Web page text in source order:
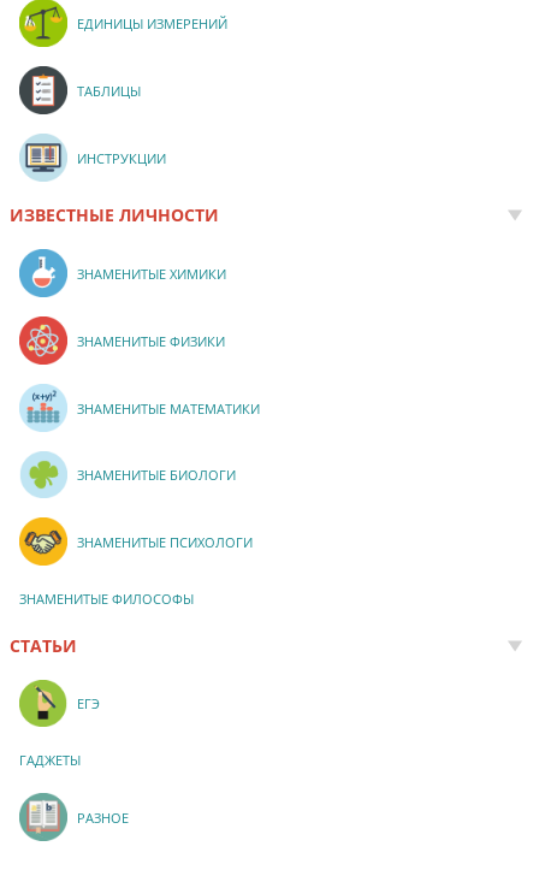
ЕДИНИЦЫ ИЗМЕРЕНИЙ
ТАБЛИЦЫ
ИНСТРУКЦИИ
ИЗВЕСТНЫЕ ЛИЧНОСТИ
ЗНАМЕНИТЫЕ ХИМИКИ
ЗНАМЕНИТЫЕ ФИЗИКИ
ЗНАМЕНИТЫЕ МАТЕМАТИКИ
ЗНАМЕНИТЫЕ БИОЛОГИ
ЗНАМЕНИТЫЕ ПСИХОЛОГИ
ЗНАМЕНИТЫЕ ФИЛОСОФЫ
СТАТЬИ
ЕГЭ
ГАДЖЕТЫ
РАЗНОЕ